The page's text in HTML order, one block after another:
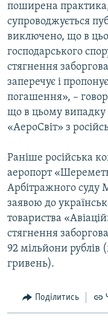
Усі сайти RFE/RL
поширена
супроводжується
виключено, що в
господарського
стягнення
заперечує і
погашення», –
що в цьому випадку
«АероСвіт» з
Раніше російська
аеропорт
Арбітражного суду
заявою до
товариства
стягнення
92 мільйони рублів
гривень).
Поділитись